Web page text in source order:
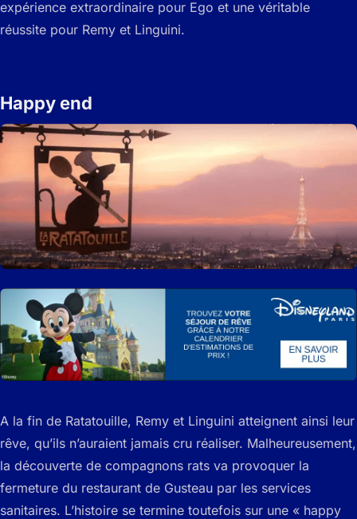
expérience extraordinaire pour Ego et une véritable
réussite pour Remy et Linguini.
Happy end
A la fin de Ratatouille, Remy et Linguini atteignent ainsi leur
rêve, qu’ils n’auraient jamais cru réaliser. Malheureusement,
la découverte de compagnons rats va provoquer la
fermeture du restaurant de Gusteau par les services
sanitaires. L’histoire se termine toutefois sur une « happy